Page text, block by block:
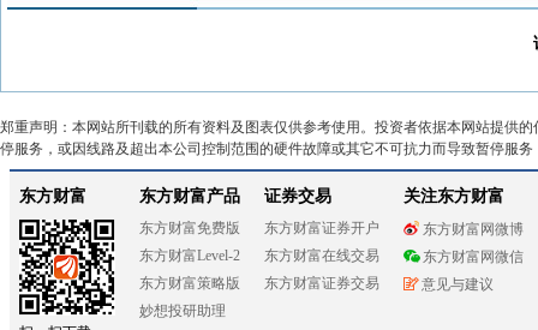
郑重声明：本网站所刊载的所有资料及图表仅供参考使用。投资者依据本网站提供
停服务，或因线路及超出本公司控制范围的硬件故障或其它不可抗力而导致暂停服